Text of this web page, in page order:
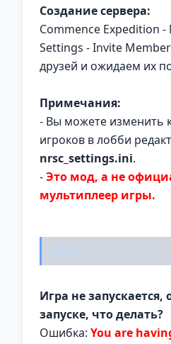
Создание сервера:
Commence Expedition
Settings - Invite
друзей и ожидаем их
Примечания:
- Вы можете изменить
игроков в лобби
nrsc_settings.ini.
-Это мод, а не
мультиплеер игры.
FAQ:
Игра не
запуске, что делать?
Ошибка: You are